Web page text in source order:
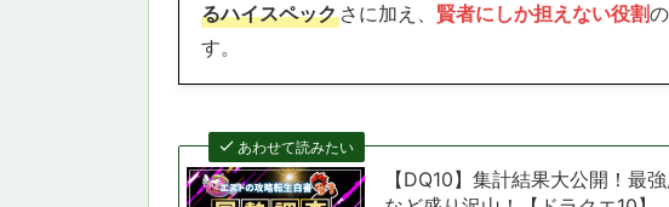
るハイスペック さに加え、 賢者にしか担えない役割
す。
あわせて読みたい
【DQ10】集計結果大公開！最